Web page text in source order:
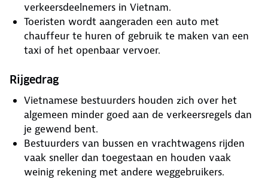
verkeersdeelnemers in Vietnam.
Toeristen wordt aangeraden een auto met
chauffeur te huren of gebruik te maken van een
taxi of het openbaar vervoer.
Rijgedrag
Vietnamese bestuurders houden zich over het
algemeen minder goed aan de verkeersregels dan
je gewend bent.
Bestuurders van bussen en vrachtwagens rijden
vaak sneller dan toegestaan en houden vaak
weinig rekening met andere weggebruikers.